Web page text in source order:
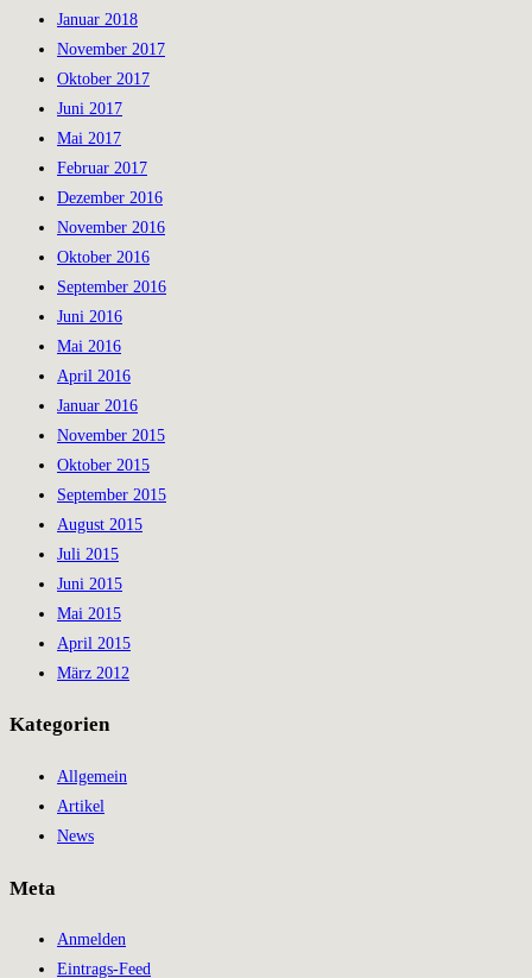
Januar 2018
November 2017
Oktober 2017
Juni 2017
Mai 2017
Februar 2017
Dezember 2016
November 2016
Oktober 2016
September 2016
Juni 2016
Mai 2016
April 2016
Januar 2016
November 2015
Oktober 2015
September 2015
August 2015
Juli 2015
Juni 2015
Mai 2015
April 2015
März 2012
Kategorien
Allgemein
Artikel
News
Meta
Anmelden
Eintrags-Feed